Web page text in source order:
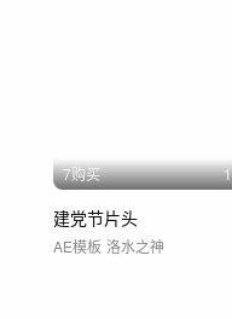
7购买
建党节片头
AE模板 洛水之神